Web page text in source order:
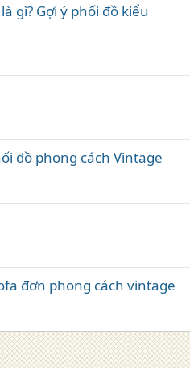
gì? Gợi ý phối đồ kiểu
đồ phong cách Vintage
đơn phong cách vintage